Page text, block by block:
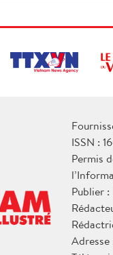
ISSN :
Permis
Publier